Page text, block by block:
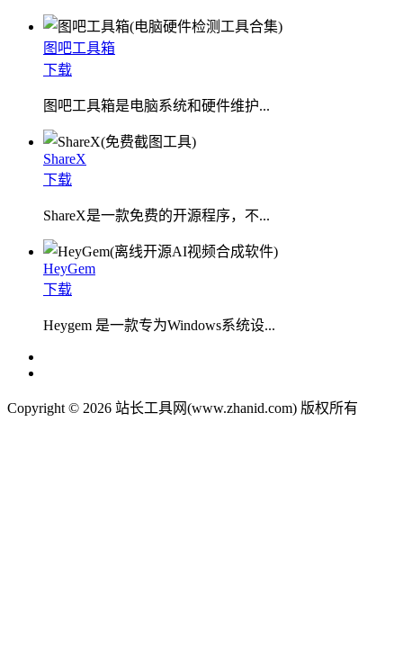
图吧工具箱
下载
图吧工具箱是电脑系统和硬件维护...
ShareX
下载
ShareX是一款免费的开源程序，不...
HeyGem
下载
Heygem 是一款专为Windows系统设...
Copyright © 2026 站长工具网(www.zhanid.com) 版权所有